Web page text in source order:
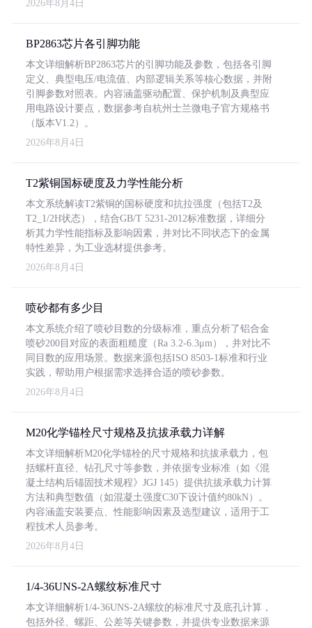
2026年8月4日
BP2863芯片各引脚功能
本文详细解析BP2863芯片的引脚功能及参数，包括各引脚
定义、典型电压/电流值、内部逻辑关系等核心数据，并附
引脚参数对照表。内容涵盖驱动配置、保护机制及典型应
用电路设计要点，数据参考自杭州士兰微电子官方规格书
（版本V1.2）。
2026年8月4日
T2紫铜国标硬度及力学性能分析
本文系统解读T2紫铜的国标硬度和抗拉强度（包括T2及
T2_1/2H状态），结合GB/T 5231-2012标准数据，详细分
析其力学性能指标及影响因素，并对比不同状态下的金属
特性差异，为工业选材提供参考。
2026年8月4日
喷砂都有多少目
本文系统介绍了喷砂目数的分级标准，重点分析了铝合金
喷砂200目对应的表面粗糙度（Ra 3.2-6.3μm），并对比不
同目数的应用场景。数据来源包括ISO 8503-1标准和行业
实践，帮助用户根据需求选择合适的喷砂参数。
2026年8月4日
M20化学锚栓尺寸规格及抗拔承载力详解
本文详细解析M20化学锚栓的尺寸规格和抗拔承载力，包
括螺杆直径、钻孔尺寸等参数，并依据专业标准（如《混
凝土结构后锚固技术规程》JGJ 145）提供抗拔承载力计算
方法和典型数值（如混凝土强度C30下设计值约80kN）。
内容涵盖安装要点、性能影响因素及选型建议，适用于工
程技术人员参考。
2026年8月4日
1/4-36UNS-2A螺纹标准尺寸
本文详细解析1/4-36UNS-2A螺纹的标准尺寸及底孔计算，
包括外径、螺距、公差等关键参数，并提供专业数据来源